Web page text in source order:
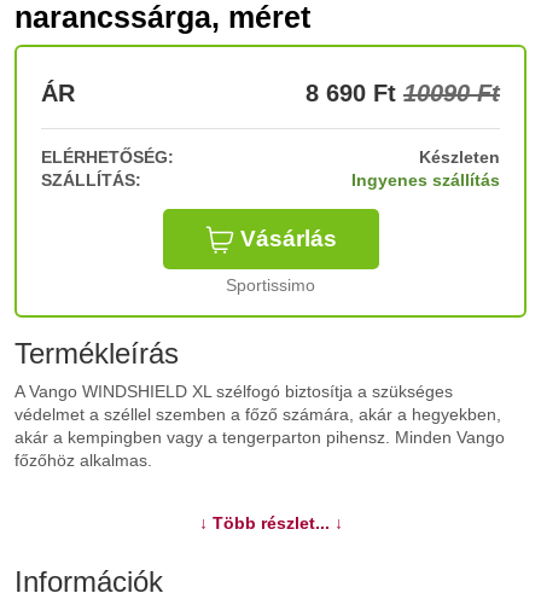
narancssárga, méret
ÁR 8 690 Ft 10090 Ft
ELÉRHETŐSÉG:
Készleten
SZÁLLÍTÁS:
Ingyenes szállítás
Vásárlás
Sportissimo
Termékleírás
A Vango WINDSHIELD XL szélfogó biztosítja a szükséges
védelmet a széllel szemben a főző számára, akár a hegyekben,
akár a kempingben vagy a tengerparton pihensz. Minden Vango
főzőhöz alkalmas.
↓ Több részlet... ↓
Információk